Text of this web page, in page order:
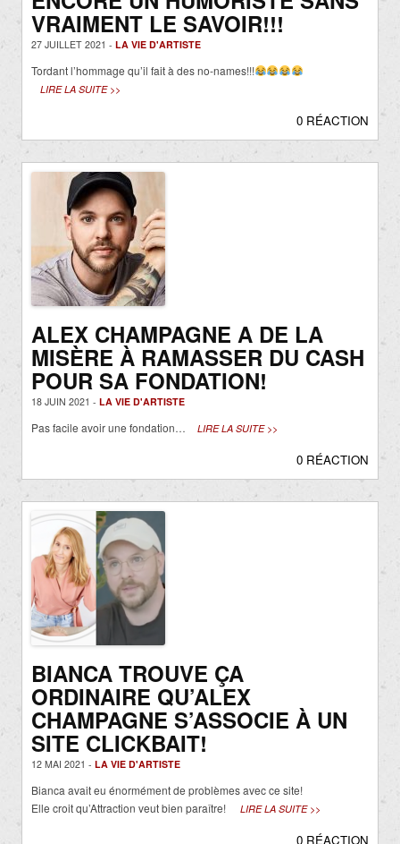
VRAIMENT LE SAVOIR!!!
27 JUILLET 2021 - LA VIE D'ARTISTE
Tordant l’hommage qu’il fait à des no-names!!!
LIRE LA SUITE >>
0 RÉACTION
ALEX CHAMPAGNE A DE LA
MISÈRE À RAMASSER DU CASH
POUR SA FONDATION!
18 JUIN 2021 - LA VIE D'ARTISTE
Pas facile avoir une fondation… LIRE LA SUITE >>
0 RÉACTION
BIANCA TROUVE ÇA
ORDINAIRE QU’ALEX
CHAMPAGNE S’ASSOCIE À UN
SITE CLICKBAIT!
12 MAI 2021 - LA VIE D'ARTISTE
Bianca avait eu énormément de problèmes avec ce site!
Elle croit qu’Attraction veut bien paraître!
LIRE LA SUITE >>
0 RÉACTION